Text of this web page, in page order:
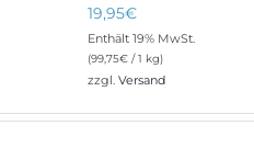
19,95€
Enthält 19% MwSt.
(99,75€ / 1 kg)
zzgl.Versand